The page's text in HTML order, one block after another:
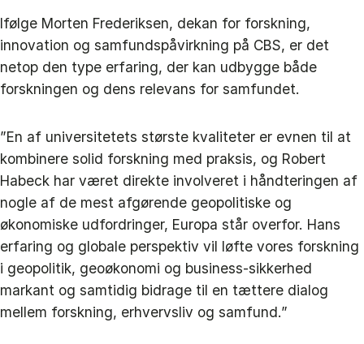
Ifølge Morten Frederiksen, dekan for forskning,
innovation og samfundspåvirkning på CBS, er det
netop den type erfaring, der kan udbygge både
forskningen og dens relevans for samfundet.
”En af universitetets største kvaliteter er evnen til at
kombinere solid forskning med praksis, og Robert
Habeck har været direkte involveret i håndteringen af
nogle af de mest afgørende geopolitiske og
økonomiske udfordringer, Europa står overfor. Hans
erfaring og globale perspektiv vil løfte vores forskning
i geopolitik, geoøkonomi og business-sikkerhed
markant og samtidig bidrage til en tættere dialog
mellem forskning, erhvervsliv og samfund.”